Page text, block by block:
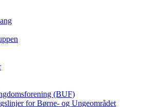
(BUF)
for Børne- og Ungeområdet